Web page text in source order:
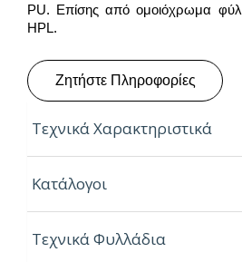
PU. Επίσης από ομοιόχρωμα
HPL.
Ζητήστε Πληροφορίες
Τεχνικά Χαρακτηριστικά
Παραγόμενο μήκος:
Παραγόμενο πλάτος:2.07m
Πάχος:
Κατάλογοι
Τεχνικά Φυλλάδια